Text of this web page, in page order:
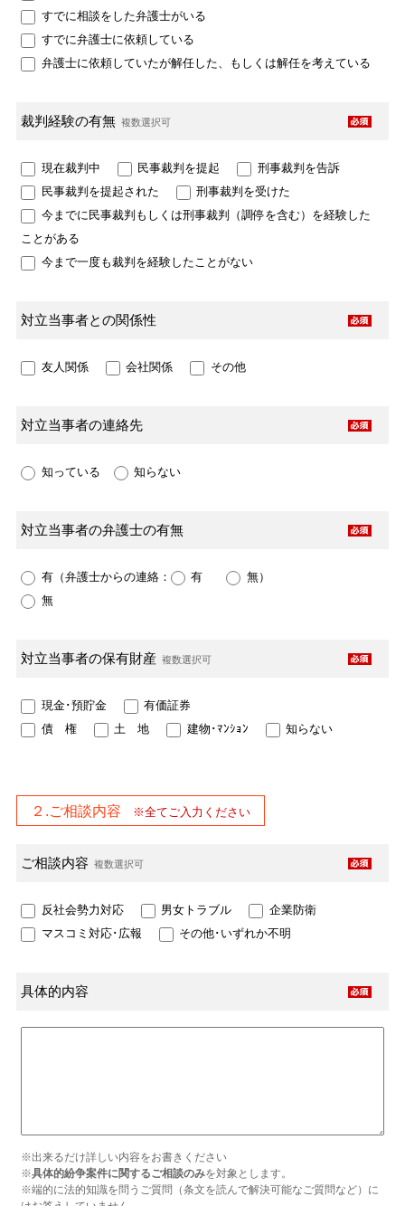
すでに相談をした弁護士がいる
すでに弁護士に依頼している
弁護士に依頼していたが解任した、もしくは解任を考えている
裁判経験の有無 複数選択可
現在裁判中 民事裁判を提起
刑事裁判を告訴
民事裁判を提起された
刑事裁判を受けた
今までに民事裁判もしくは刑事裁判（調停を含む）を経験した
ことがある
今まで一度も裁判を経験したことがない
対立当事者との関係性
友人関係 会社関係 その他
対立当事者の連絡先
知っている 知らない
対立当事者の弁護士の有無
有（弁護士からの連絡： 有
無）
無
対立当事者の保有財産 複数選択可
現金･預貯金
有価証券
債 権
土 地 建物･ﾏﾝｼｮﾝ 知らない
２.ご相談内容 ※全てご入力ください
ご相談内容 複数選択可
反社会勢力対応 男女トラブル
企業防衛
マスコミ対応･広報
その他･いずれか不明
具体的内容
※出来るだけ詳しい内容をお書きください
※具体的紛争案件に関するご相談のみを対象とします。
※端的に法的知識を問うご質問（条文を読んで解決可能なご質問など）に